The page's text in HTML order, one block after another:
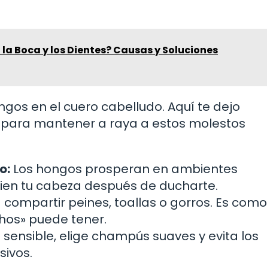
la Boca y los Dientes? Causas y Soluciones
en el cuero cabelludo. Aquí te dejo
mantener a raya a estos molestos
Los hongos prosperan en ambientes
tu cabeza después de ducharte.
compartir peines, toallas o gorros. Es como
puede tener.
sensible, elige champús suaves y evita los